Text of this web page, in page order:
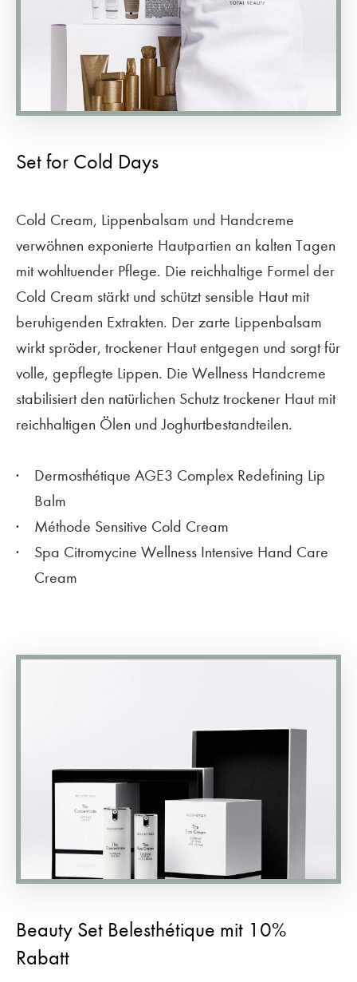
Set for Cold Days
Cold Cream, Lippenbalsam und Handcreme
verwöhnen exponierte Hautpartien an kalten Tagen
mit wohltuender Pflege. Die reichhaltige Formel der
Cold Cream stärkt und schützt sensible Haut mit
beruhigenden Extrakten. Der zarte Lippenbalsam
wirkt spröder, trockener Haut entgegen und sorgt für
volle, gepflegte Lippen. Die Wellness Handcreme
stabilisiert den natürlichen Schutz trockener Haut mit
reichhaltigen Ölen und Joghurtbestandteilen.
Dermosthétique AGE3 Complex Redefining Lip
Balm
Méthode Sensitive Cold Cream
Spa Citromycine Wellness Intensive Hand Care
Cream
Beauty Set Belesthétique mit 10%
Rabatt